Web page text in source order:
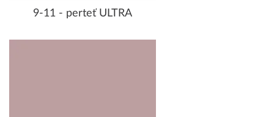
9-11 - perteť ULTRA